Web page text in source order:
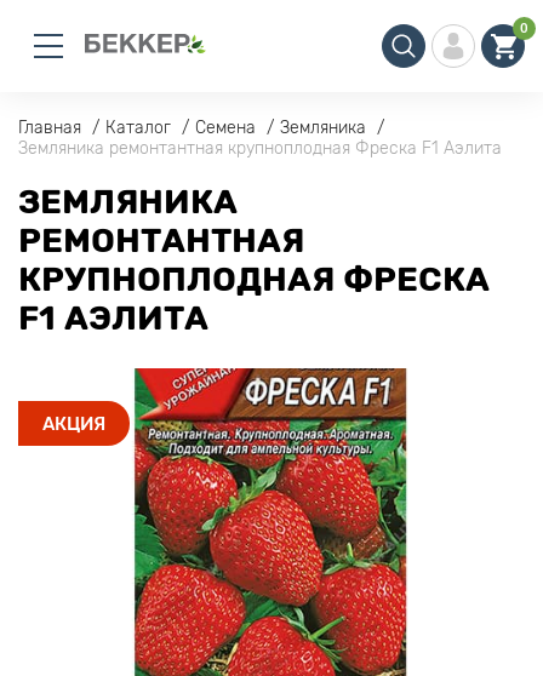
0
Главная Каталог Семена
Земляника
Земляника ремонтантная крупноплодная Фреска F1 Аэлита
ЗЕМЛЯНИКА
РЕМОНТАНТНАЯ
КРУПНОПЛОДНАЯ ФРЕСКА
F1 АЭЛИТА
АКЦИЯ